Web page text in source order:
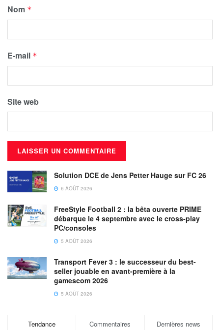
Nom *
E-mail *
Site web
Solution DCE de Jens Petter Hauge sur FC 26
6 AOÛT 2026
FreeStyle Football 2 : la bêta ouverte PRIME
débarque le 4 septembre avec le cross-play
PC/consoles
5 AOÛT 2026
Transport Fever 3 : le successeur du best-
seller jouable en avant-première à la
gamescom 2026
5 AOÛT 2026
Tendance Commentaires Dernières news